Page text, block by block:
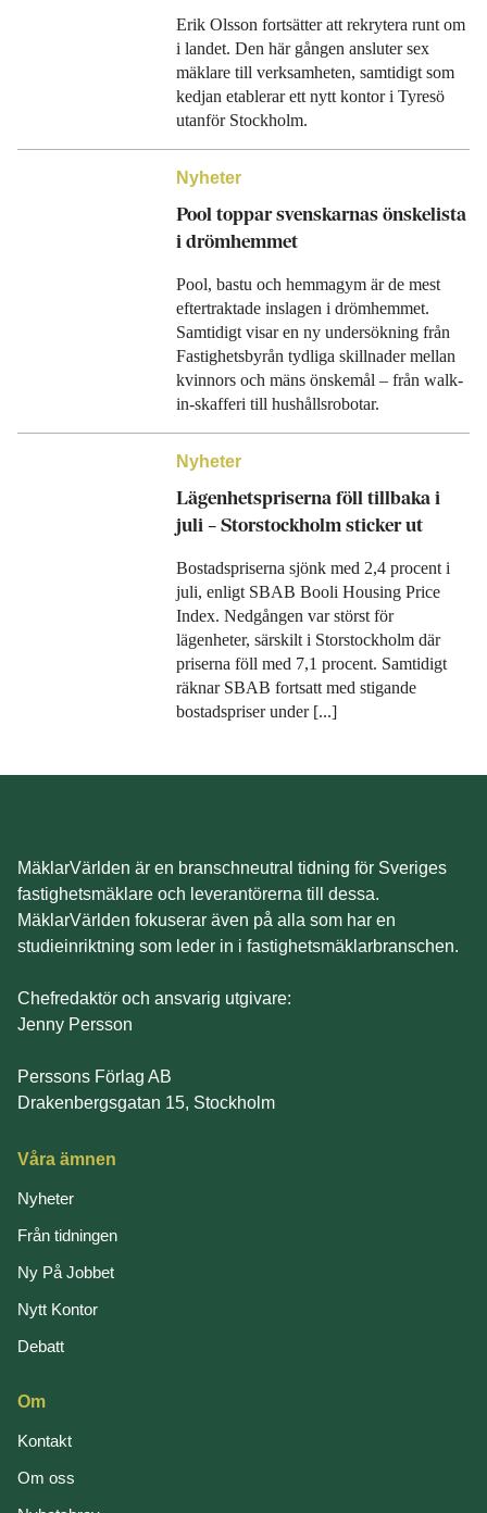
Erik Olsson fortsätter att rekrytera runt om
i landet. Den här gången ansluter sex
mäklare till verksamheten, samtidigt som
kedjan etablerar ett nytt kontor i Tyresö
utanför Stockholm.
Nyheter
Pool toppar svenskarnas önskelista
i drömhemmet
Pool, bastu och hemmagym är de mest
eftertraktade inslagen i drömhemmet.
Samtidigt visar en ny undersökning från
Fastighetsbyrån tydliga skillnader mellan
kvinnors och mäns önskemål – från walk-
in-skafferi till hushållsrobotar.
Nyheter
Lägenhetspriserna föll tillbaka i
juli – Storstockholm sticker ut
Bostadspriserna sjönk med 2,4 procent i
juli, enligt SBAB Booli Housing Price
Index. Nedgången var störst för
lägenheter, särskilt i Storstockholm där
priserna föll med 7,1 procent. Samtidigt
räknar SBAB fortsatt med stigande
bostadspriser under [...]
MäklarVärlden är en branschneutral tidning för Sveriges
fastighetsmäklare och leverantörerna till dessa.
MäklarVärlden fokuserar även på alla som har en
studieinriktning som leder in i fastighetsmäklarbranschen.
Chefredaktör och ansvarig utgivare:
Jenny Persson
Perssons Förlag AB
Drakenbergsgatan 15, Stockholm
Våra ämnen
Nyheter
Från tidningen
Ny På Jobbet
Nytt Kontor
Debatt
Om
Kontakt
Om oss